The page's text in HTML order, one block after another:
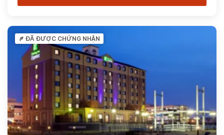
ĐÃ ĐƯỢC CHỨNG NHẬN